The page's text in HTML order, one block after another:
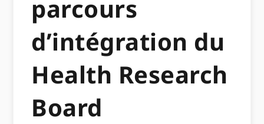
parcours
d’intégration du
Health Research
Board